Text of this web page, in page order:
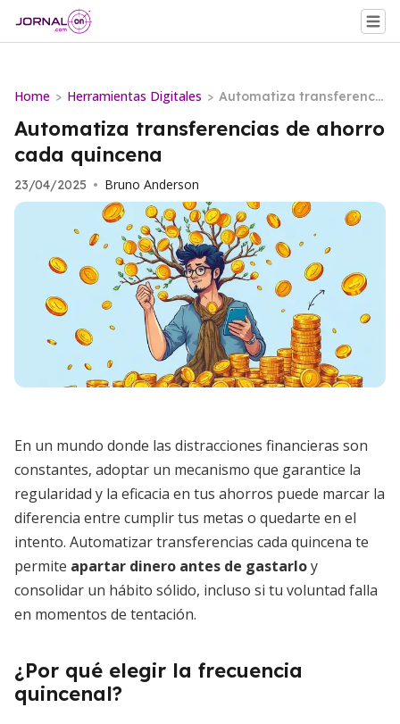
Home > Herramientas Digitales > Automatiza transferenci
as de ahorro cada quinc
ena
Automatiza transferencias de ahorro
cada quincena
23/04/2025 • Bruno Anderson
En un mundo donde las distracciones financieras son
constantes, adoptar un mecanismo que garantice la
regularidad y la eficacia en tus ahorros puede marcar la
diferencia entre cumplir tus metas o quedarte en el
intento. Automatizar transferencias cada quincena te
permite apartar dinero antes de gastarloy
consolidar un hábito sólido, incluso si tu voluntad falla
en momentos de tentación.
¿Por qué elegir la frecuencia
quincenal?